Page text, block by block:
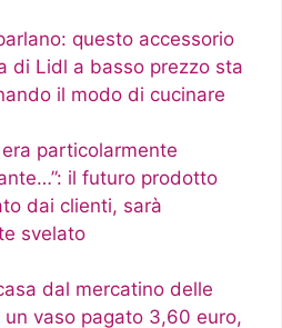
questo accessorio
di Lidl a basso prezzo sta
il modo di cucinare
era particolarmente
il futuro prodotto
dai clienti, sarà
svelato
dal mercatino delle
un vaso pagato 3,60 euro,